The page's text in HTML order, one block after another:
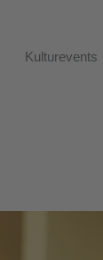
Kulturevents